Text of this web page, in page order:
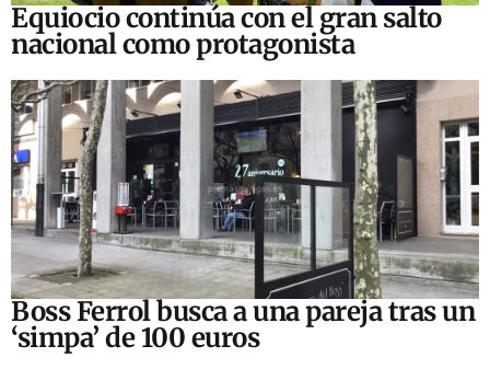
Equiocio continúa con el gran salto
nacional como protagonista
Boss Ferrol busca a una pareja tras un
‘simpa’ de 100 euros